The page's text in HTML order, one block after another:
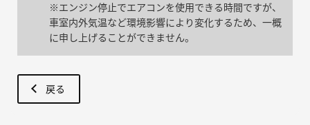
※エンジン停止でエアコンを使用できる時間ですが、
車室内外気温など環境影響により変化するため、一概
に申し上げることができません。
戻る